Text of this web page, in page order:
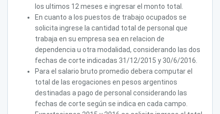
los ultimos 12 meses e ingresar el monto total.
En cuanto a los puestos de trabajo ocupados se
solicita ingrese la cantidad total de personal que
trabaja en su empresa sea en relacion de
dependencia u otra modalidad, considerando las dos
fechas de corte indicadas 31/12/2015 y 30/6/2016.
Para el salario bruto promedio debera computar el
total de las erogaciones en pesos argentinos
destinadas a pago de personal considerando las
fechas de corte según se indica en cada campo.